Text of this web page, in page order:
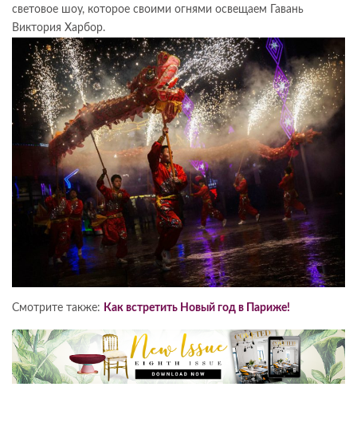
световое шоу, которое своими огнями освещаем Гавань
Виктория Харбор.
Смотрите также: Как встретить Новый год в Париже!